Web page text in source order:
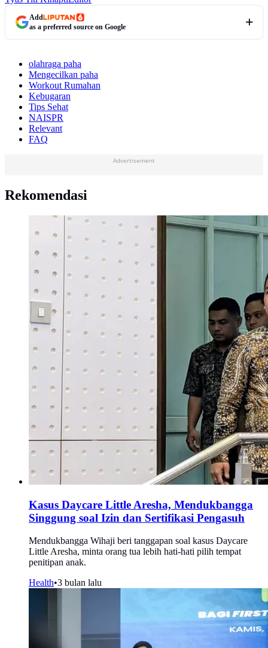
Add
as a preferred source on Google
olahraga paha
Mengecilkan paha
Workout Rumahan
Kebugaran
Tips Sehat
NAISPR
Relevant
FAQ
Advertisement
Rekomendasi
Kasus Daycare Little Aresha, Mendukbangga
Singgung soal Izin dan Sertifikasi Pengasuh
Mendukbangga Wihaji beri tanggapan soal kasus Daycare
Little Aresha, minta orang tua lebih hati-hati pilih tempat
penitipan anak.
Health•3 bulan lalu